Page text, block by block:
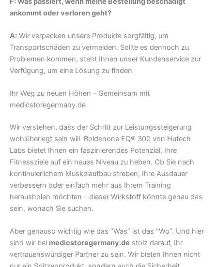
ankommt oder verloren geht?
A: Wir verpacken unsere Produkte sorgfältig, um
Transportschäden zu vermeiden. Sollte es dennoch zu
Problemen kommen, steht Ihnen unser Kundenservice zur
Verfügung, um eine Lösung zu finden
Ihr Weg zu neuen Höhen – Gemeinsam mit
medicstoregermany.de
Wir verstehen, dass der Schritt zur Leistungssteigerung
wohlüberlegt sein will. Boldenone EQ® 300 von Hutech
Labs bietet Ihnen ein faszinierendes Potenzial, Ihre
Fitnessziele auf ein neues Niveau zu heben. Ob Sie nach
kontinuierlichem Muskelaufbau streben, Ihre Ausdauer
verbessern oder einfach mehr aus Ihrem Training
herausholen möchten – dieser Wirkstoff könnte genau das
sein, wonach Sie suchen.
Aber genauso wichtig wie das “Was” ist das “Wo”. Und hier
sind wir bei medicstoregermany.de stolz darauf, Ihr
vertrauenswürdiger Partner zu sein. Wir bieten Ihnen nicht